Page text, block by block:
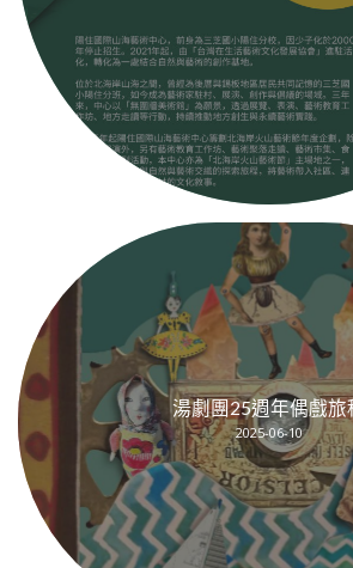
湯劇團25週年偶戲旅
2025-06-10